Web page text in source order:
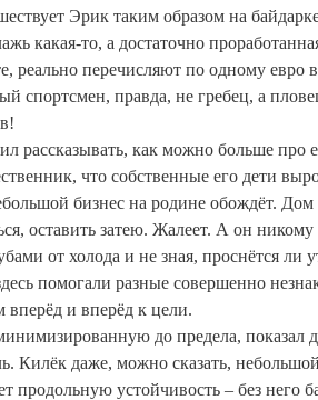
Эрик таким образом на
какая-то, а достаточно
реально перечисляют по одному
спортсмен, правда, не гребец, а
рассказывать, как можно больше про
что собственные его дети
бизнес на родине обождёт. Дом
оставить затею. Жалеет. А он
от холода и не зная, проснётся ли
помогали разные совершенно
вперёд и вперёд к цели.
до предела, показал
Килёк даже, можно сказать,
продольную устойчивость – без него